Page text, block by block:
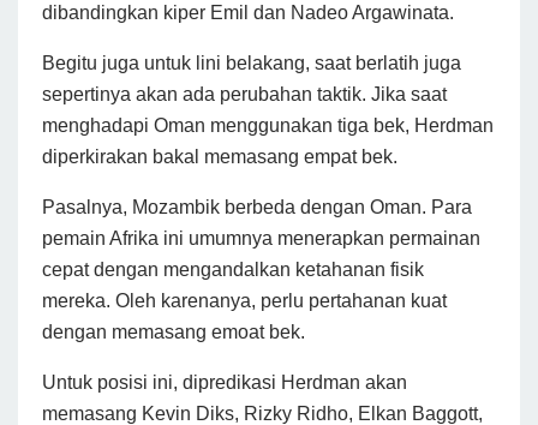
dibandingkan kiper Emil dan Nadeo Argawinata.
Begitu juga untuk lini belakang, saat berlatih juga
sepertinya akan ada perubahan taktik. Jika saat
menghadapi Oman menggunakan tiga bek, Herdman
diperkirakan bakal memasang empat bek.
Pasalnya, Mozambik berbeda dengan Oman. Para
pemain Afrika ini umumnya menerapkan permainan
cepat dengan mengandalkan ketahanan fisik
mereka. Oleh karenanya, perlu pertahanan kuat
dengan memasang emoat bek.
Untuk posisi ini, dipredikasi Herdman akan
memasang Kevin Diks, Rizky Ridho, Elkan Baggott,